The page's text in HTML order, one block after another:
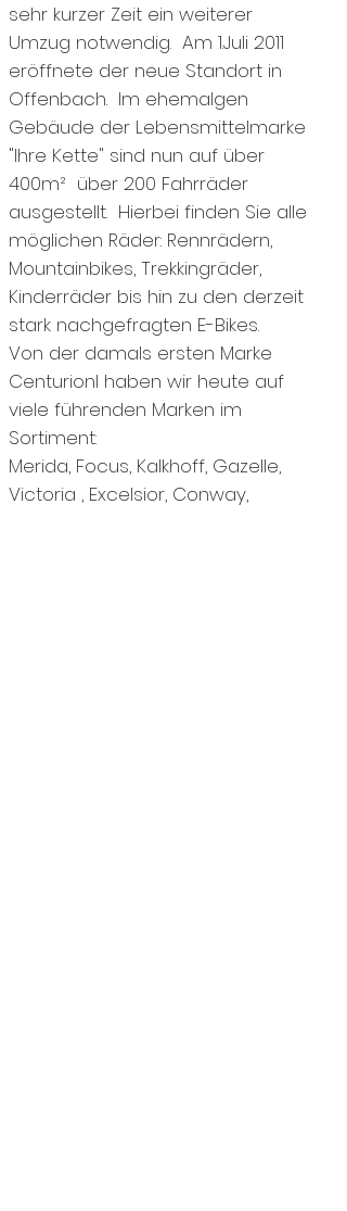
sehr kurzer Zeit ein weiterer
Umzug notwendig. ​ Am 1.Juli 2011
eröffnete der neue Standort in
Offenbach. Im ehemalgen
Gebäude der Lebensmittelmarke
"Ihre Kette" sind nun auf über
400m² über 200 Fahrräder
ausgestellt. Hierbei finden Sie alle
möglichen Räder: Rennrädern,
Mountainbikes, Trekkingräder,
Kinderräder bis hin zu den derzeit
stark nachgefragten E-Bikes.
Von der damals ersten Marke
Centurionl haben wir heute auf
viele führenden Marken im
Sortiment:
Merida, Focus, Kalkhoff, Gazelle,
Victoria , Excelsior, Conway,